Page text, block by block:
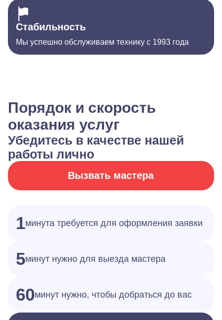
Стабильность
Мы успешно обслуживаем технику с 1993 года
Порядок и скорость
оказания услуг
Убедитесь в качестве нашей
работы лично
Вызвать мастера
1минута требуется для оформления заявки
5минут нужно для выезда мастера
60минут нужно, чтобы добраться до вас